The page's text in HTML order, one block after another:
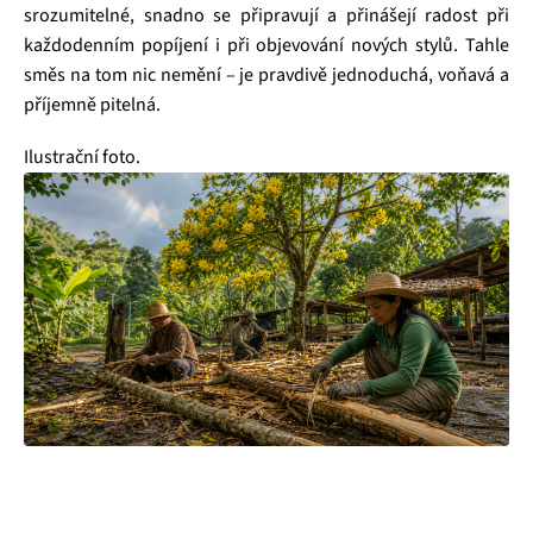
srozumitelné, snadno se připravují a přinášejí radost při
každodenním popíjení i při objevování nových stylů. Tahle
směs na tom nic nemění – je pravdivě jednoduchá, voňavá a
příjemně pitelná.
Ilustrační foto.